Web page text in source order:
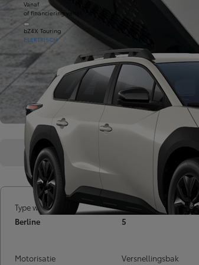
Vanaf
of financiering vanaf
bZ4X Touring
ELEKTRISCH
Overzicht Kenmerken
Type wagen
Berline
Deuren
5
Motorisatie
Versnellingsbak